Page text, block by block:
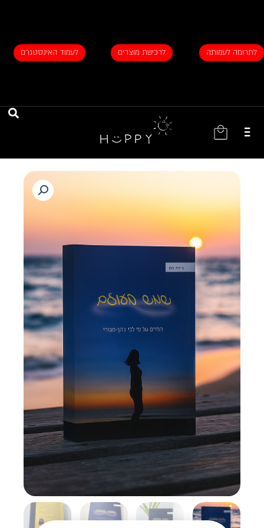
לתרומה לעמותה לרכישת מוצרים לעמוד האינסטגרם
עגלת
קניות